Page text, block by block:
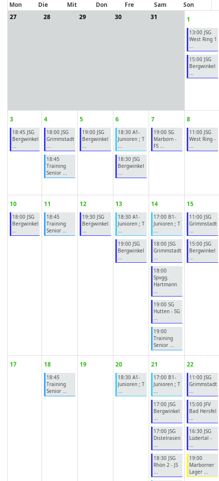
Mon
Die Mit Don Fre Sam
Son
27
28 29 30 31 1
13:00 JSG
West Ring 1
...
15:00 JSG
Bergwinkel
...
3
18:45 JSG
Bergwinkel
...
4
18:00 JSG
Grimmstadt
...
18:45
Training
Senior ...
5
19:00 JSG
Bergwinkel
...
6
18:30 A1-
Junioren ; T
...
18:30 JSG
Bergwinkel
...
7
19:00 SG
Marborn -
FS ...
8
11:00 JSG
West Ring -
...
10
18:00 JSG
Bergwinkel
...
11
18:45
Training
Senior ...
12
19:30 JSG
Bergwinkel
...
13
18:30 A1-
Junioren ; T
...
19:00 JSG
Bergwinkel
...
14
17:00 B1-
Junioren ; T
...
18:00 JSG
Grimmstadt
...
18:00
Spvgg.
Hartmann
...
19:00 SG
Hutten - SG
...
19:00
Training
Senior ...
15
11:00 JSG
Grimmstadt
...
15:00 JSG
Bergwinkel
...
17 18
18:45
Training
Senior ...
19 20
18:30 A1-
Junioren ; T
...
21
17:00 B1-
Junioren ; T
...
17:00 JSG
Bergwinkel
...
17:00 JSG
Distelrasen
...
18:30 JSG
Rhön 2 - JS
...
22
11:00 JSG
Grimmstadt
...
15:00 JFV
Bad Hersfel
...
16:30 JSG
Lüdertal -
...
19:00
Marborner
Lager ...